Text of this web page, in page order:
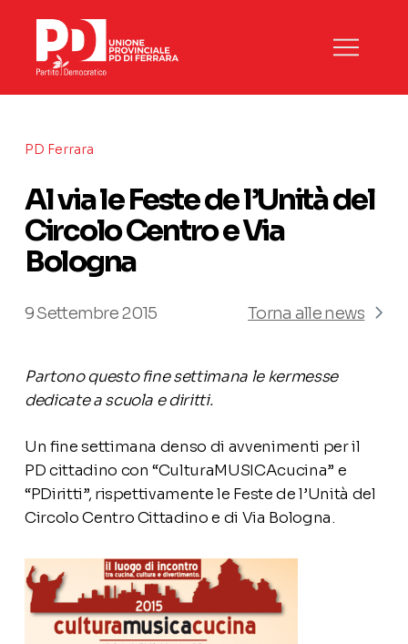
PD Ferrara
Al via le Feste de l’Unità del
Circolo Centro e Via
Bologna
9 Settembre 2015 Torna alle news
Partono questo fine settimana le kermesse
dedicate a scuola e diritti.
Un fine settimana denso di avvenimenti per il
PD cittadino con “CulturaMUSICAcucina” e
“PDiritti”, rispettivamente le Feste de l’Unità del
Circolo Centro Cittadino e di Via Bologna.